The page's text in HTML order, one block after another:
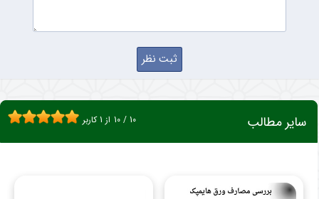
سایر مطالب 10 / 10 از 1کاربر